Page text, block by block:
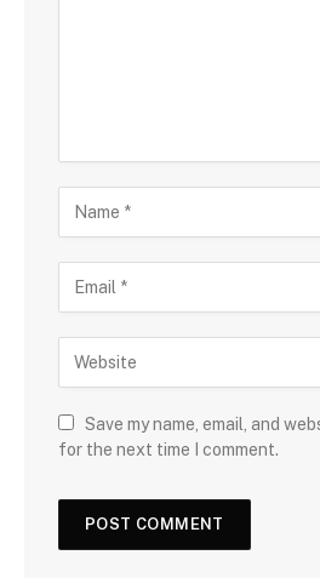
Save my name, email, and
for the next time I comment.